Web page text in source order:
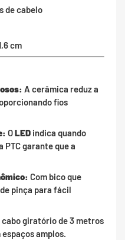
de cabelo
cm
A cerâmica reduz a
fios
OLED indica quando
PTC garante que a
Com bico que
pinça para fácil
cabo giratório de 3 metros
amplos.